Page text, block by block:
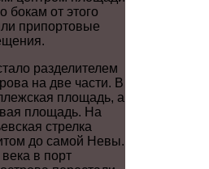
бокам от этого
припортовые
разделителем
на две части. В
площадь, а
площадь. На
стрелка
до самой Невы.
в порт